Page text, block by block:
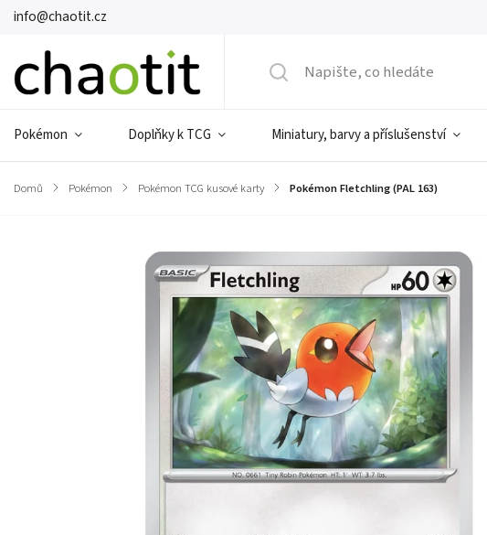
info@chaotit.cz
Pokémon Doplňky k TCG Miniatury, barvy a příslušenství
Domů / Pokémon / Pokémon TCG kusové karty / Pokémon Fletchling (PAL 163)